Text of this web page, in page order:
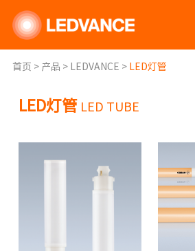
首页 > 产品 > LEDVANCE > LED灯管
LED灯管 LED TUBE